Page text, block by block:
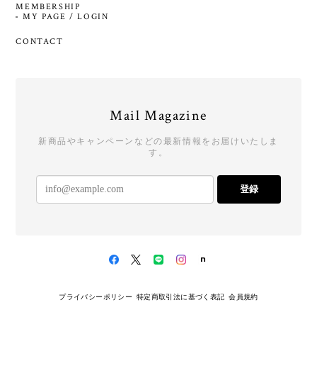
MEMBERSHIP
MY PAGE / LOGIN
CONTACT
Mail Magazine
新商品やキャンペーンなどの最新情報をお届けいたしま
す。
登録
プライバシーポリシー 特定商取引法に基づく表記 会員規約